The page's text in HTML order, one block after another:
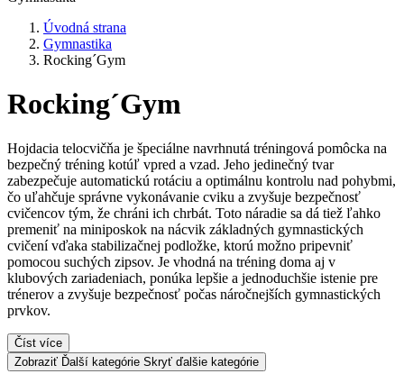
Úvodná strana
Gymnastika
Rocking´Gym
Rocking´Gym
Hojdacia telocvičňa je špeciálne navrhnutá tréningová pomôcka na
bezpečný tréning kotúľ vpred a vzad. Jeho jedinečný tvar
zabezpečuje automatickú rotáciu a optimálnu kontrolu nad pohybmi,
čo uľahčuje správne vykonávanie cviku a zvyšuje bezpečnosť
cvičencov tým, že chráni ich chrbát. Toto náradie sa dá tiež ľahko
premeniť na miniposkok na nácvik základných gymnastických
cvičení vďaka stabilizačnej podložke, ktorú možno pripevniť
pomocou suchých zipsov. Je vhodná na tréning doma aj v
klubových zariadeniach, ponúka lepšie a jednoduchšie istenie pre
trénerov a zvyšuje bezpečnosť počas náročnejších gymnastických
prvkov.
Číst více
Zobraziť Ďalší kategórie Skryť ďalšie kategórie